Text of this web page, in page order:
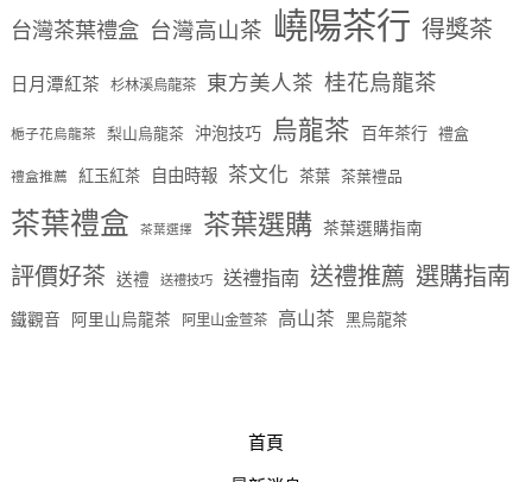
台灣茶葉禮盒 台灣高山茶 嶢陽茶行 得獎茶
日月潭紅茶 杉林溪烏龍茶 東方美人茶 桂花烏龍茶
梔子花烏龍茶 梨山烏龍茶 沖泡技巧 烏龍茶 百年茶行 禮盒
禮盒推薦 紅玉紅茶 自由時報 茶文化 茶葉 茶葉禮品
茶葉禮盒 茶葉選擇 茶葉選購 茶葉選購指南
評價好茶 送禮 送禮技巧 送禮指南 送禮推薦 選購指南
鐵觀音 阿里山烏龍茶 阿里山金萱茶 高山茶 黑烏龍茶
首頁